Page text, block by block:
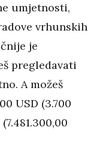
umjetnosti,
vrhunskih
je
pregledavati
A možeš
USD (3.700